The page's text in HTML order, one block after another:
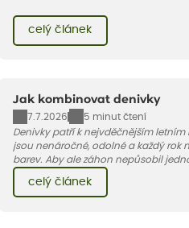
pár základních pravidel. V tomto
celý článek
Jak kombinovat denivky
7.7.2026
5 minut čtení
Denivky patří k nejvděčnějším
jsou nenáročné, odolné a každý
barev. Aby ale záhon nepůsobil
jakými trvalkami a travinami denivky
celý článek